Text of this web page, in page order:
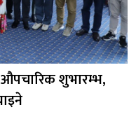
औपचारिक शुभारम्भ,